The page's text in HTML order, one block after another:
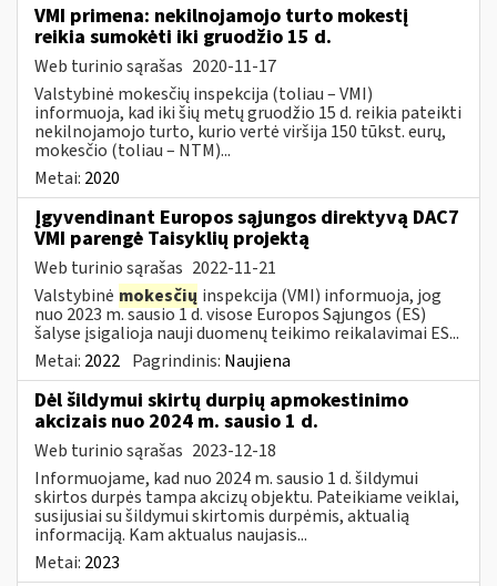
VMI primena: nekilnojamojo turto mokestį
reikia sumokėti iki gruodžio 15 d.
Web turinio sąrašas 2020-11-17
Valstybinė mokesčių inspekcija (toliau – VMI)
informuoja, kad iki šių metų gruodžio 15 d. reikia pateikti
nekilnojamojo turto, kurio vertė viršija 150 tūkst. eurų,
mokesčio (toliau – NTM)...
Metai: 2020
Įgyvendinant Europos sąjungos direktyvą DAC7
VMI parengė Taisyklių projektą
Web turinio sąrašas 2022-11-21
Valstybinė mokesčių inspekcija (VMI) informuoja, jog
nuo 2023 m. sausio 1 d. visose Europos Sąjungos (ES)
šalyse įsigalioja nauji duomenų teikimo reikalavimai ES...
Metai: 2022 Pagrindinis: Naujiena
Dėl šildymui skirtų durpių apmokestinimo
akcizais nuo 2024 m. sausio 1 d.
Web turinio sąrašas 2023-12-18
Informuojame, kad nuo 2024 m. sausio 1 d. šildymui
skirtos durpės tampa akcizų objektu. Pateikiame veiklai,
susijusiai su šildymui skirtomis durpėmis, aktualią
informaciją. Kam aktualus naujasis...
Metai: 2023